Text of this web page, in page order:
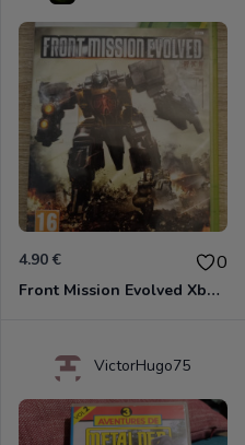
4.90 € 0
Front Mission Evolved Xbox 360
VictorHugo75